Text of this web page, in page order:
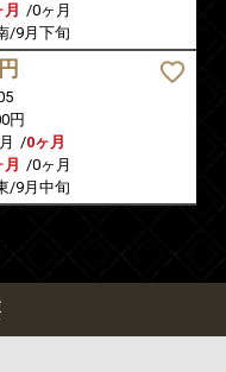
月 /0ヶ月
/9月下旬
円
/0ヶ月
月 /0ヶ月
/9月中旬